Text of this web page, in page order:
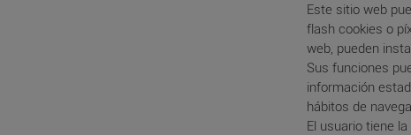
Este sitio web
flash cookies o
web, pueden
Sus funciones
información
hábitos de
El usuario tiene